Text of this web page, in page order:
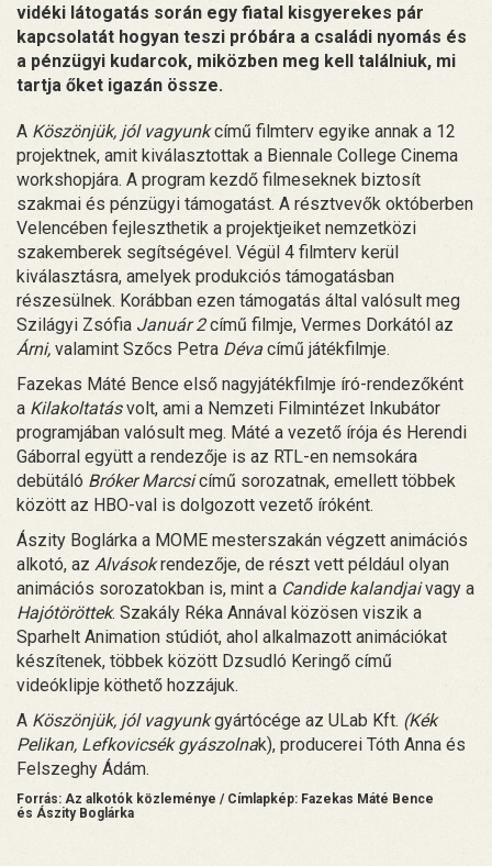
vidéki látogatás során egy fiatal kisgyerekes pár
kapcsolatát hogyan teszi próbára a családi nyomás és
a pénzügyi kudarcok, miközben meg kell találniuk, mi
tartja őket igazán össze.
A Köszönjük, jól vagyunkcímű filmterv egyike annak a 12
projektnek, amit kiválasztottak a Biennale College Cinema
workshopjára. A program kezdő filmeseknek biztosít
szakmai és pénzügyi támogatást. A résztvevők októberben
Velencében fejleszthetik a projektjeiket nemzetközi
szakemberek segítségével. Végül 4 filmterv kerül
kiválasztásra, amelyek produkciós támogatásban
részesülnek. Korábban ezen támogatás által valósult meg
Szilágyi Zsófia Január 2című filmje, Vermes Dorkától az
Árni, valamint Szőcs Petra Déva című játékfilmje.
Fazekas Máté Bence első nagyjátékfilmje író-rendezőként
a Kilakoltatásvolt, ami a Nemzeti Filmintézet Inkubátor
programjában valósult meg. Máté a vezető írója és Herendi
Gáborral együtt a rendezője is az RTL-en nemsokára
debütáló Bróker Marcsicímű sorozatnak, emellett többek
között az HBO-val is dolgozott vezető íróként.
Ászity Boglárka a MOME mesterszakán végzett animációs
alkotó, az Alvásokrendezője, de részt vett például olyan
animációs sorozatokban is, mint a Candide kalandjaivagy a
Hajótöröttek. Szakály Réka Annával közösen viszik a
Sparhelt Animation stúdiót, ahol alkalmazott animációkat
készítenek, többek között Dzsudló Keringő című
videóklipje köthető hozzájuk.
A Köszönjük, jól vagyunkgyártócége az ULab Kft. (Kék
Pelikan, Lefkovicsék gyászolnak), producerei Tóth Anna és
Felszeghy Ádám.
Forrás: Az alkotók közleménye / Címlapkép: Fazekas Máté Bence
és Ászity Boglárka